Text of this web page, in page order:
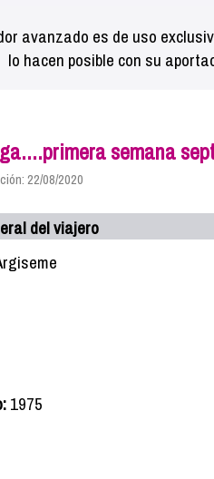
avanzado es de uso
lo hacen posible con su
semana
22/08/2020
del viajero
1975